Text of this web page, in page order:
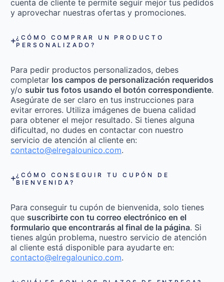
cuenta de cliente te permite seguir mejor tus pedidos
y aprovechar nuestras ofertas y promociones.
¿CÓMO COMPRAR UN PRODUCTO
PERSONALIZADO?
Para pedir productos personalizados, debes
completar los campos de personalización requeridos
y/o subir tus fotos usando el botón correspondiente.
Asegúrate de ser claro en tus instrucciones para
evitar errores. Utiliza imágenes de buena calidad
para obtener el mejor resultado. Si tienes alguna
dificultad, no dudes en contactar con nuestro
servicio de atención al cliente en:
contacto@elregalounico.com.
¿CÓMO CONSEGUIR TU CUPÓN DE
BIENVENIDA?
Para conseguir tu cupón de bienvenida, solo tienes
que suscribirte con tu correo electrónico en el
formulario que encontrarás al final de la página. Si
tienes algún problema, nuestro servicio de atención
al cliente está disponible para ayudarte en:
contacto@elregalounico.com.